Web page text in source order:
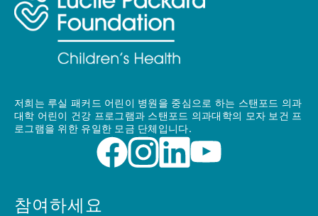
저희는 루실 패커드 어린이 병원을 중심으로 하는 스탠포드 의과
대학 어린이 건강 프로그램과 스탠포드 의과대학의 모자 보건 프
로그램을 위한 유일한 모금 단체입니다.
참여하세요